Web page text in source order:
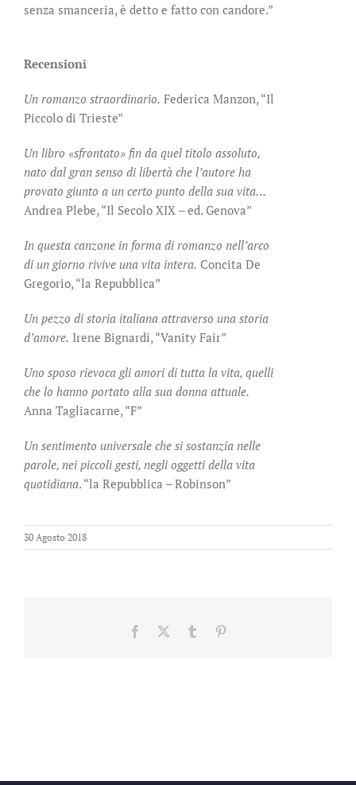
senza smanceria, è detto e fatto con candore.”
Recensioni
Un romanzo straordinario. Federica Manzon, “Il
Piccolo di Trieste”
Un libro «sfrontato» fin da quel titolo assoluto,
nato dal gran senso di libertà che l’autore ha
provato giunto a un certo punto della sua vita…
Andrea Plebe, “Il Secolo XIX – ed. Genova”
In questa canzone in forma di romanzo nell’arco
di un giorno rivive una vita intera. Concita De
Gregorio, “la Repubblica”
Un pezzo di storia italiana attraverso una storia
d’amore. Irene Bignardi, “Vanity Fair”
Uno sposo rievoca gli amori di tutta la vita, quelli
che lo hanno portato alla sua donna attuale.
Anna Tagliacarne, “F”
Un sentimento universale che si sostanzia nelle
parole, nei piccoli gesti, negli oggetti della vita
quotidiana. “la Repubblica – Robinson”
30 Agosto 2018
Facebook Tumblr